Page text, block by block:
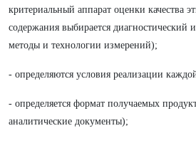
критериальный аппарат оценки качества
содержания выбирается
методы и технологии измерений);
- определяются условия реализации
- определяется формат получаемых
аналитические документы);